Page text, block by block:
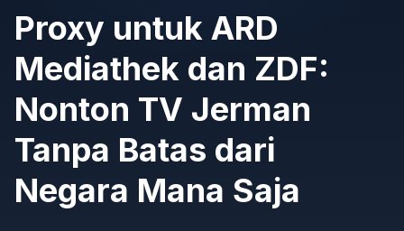
Proxy untuk ARD
Mediathek dan ZDF:
Nonton TV Jerman
Tanpa Batas dari
Negara Mana Saja